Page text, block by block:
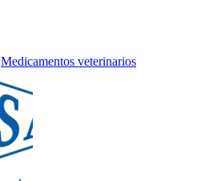
Medicamentos veterinarios